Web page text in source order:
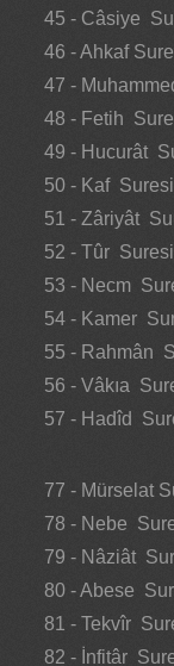
45 - Câsiye
46 - Ahkaf
47 -
48 - Fetih
49 - Hucurât
50 - Kaf Suresi
51 - Zâriyât
52 - Tûr Suresi
53 - Necm
54 - Kamer
55 - Rahmân
56 - Vâkıa
57 - Hadîd
77 - Mürselat
78 - Nebe
79 - Nâziât
80 - Abese
81 - Tekvîr
82 - İnfitâr